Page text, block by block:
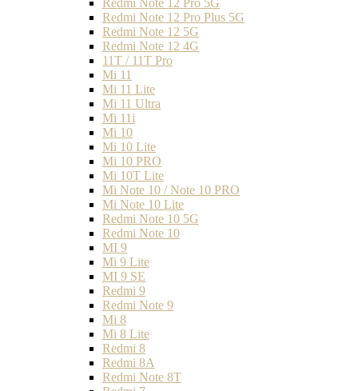
Redmi Note 12 Pro 5G
Redmi Note 12 Pro Plus 5G
Redmi Note 12 5G
Redmi Note 12 4G
11T / 11T Pro
Mi 11
Mi 11 Lite
Mi 11 Ultra
Mi 11i
Mi 10
Mi 10 Lite
Mi 10 PRO
Mi 10T Lite
Mi Note 10 / Note 10 PRO
Mi Note 10 Lite
Redmi Note 10 5G
Redmi Note 10
MI 9
Mi 9 Lite
MI 9 SE
Redmi 9
Redmi Note 9
Mi 8
Mi 8 Lite
Redmi 8
Redmi 8A
Redmi Note 8T